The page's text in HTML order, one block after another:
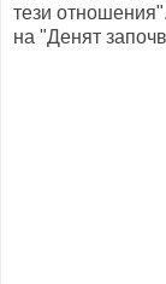
тези
на "Денят